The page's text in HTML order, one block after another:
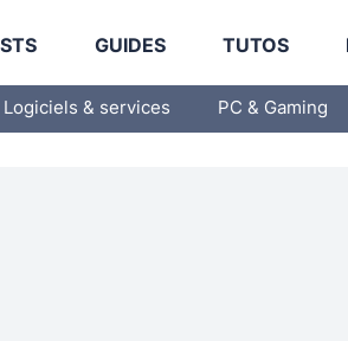
GUIDES TUTOS
Logiciels & services PC & Gaming